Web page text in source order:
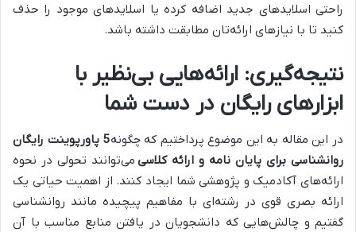
راحتی اسلایدهای جدید اضافه کرده یا اسلایدهای موجود را حذف
کنید تا با نیازهای ارائه‌تان مطابقت داشته باشد.
نتیجه‌گیری: ارائه‌هایی بی‌نظیر با
ابزارهای رایگان در دست شما
در این مقاله به این موضوع پرداختیم که چگونه5 پاورپوینت رایگان
روانشناسی برای پایان نامه و ارائه کلاسی می‌توانند تحولی در نحوه
ارائه‌های آکادمیک و پژوهشی شما ایجاد کنند. از اهمیت حیاتی یک
ارائه بصری قوی در رشته‌ای با مفاهیم پیچیده مانند روانشناسی
گفتیم و چالش‌هایی که دانشجویان در یافتن منابع مناسب با آن